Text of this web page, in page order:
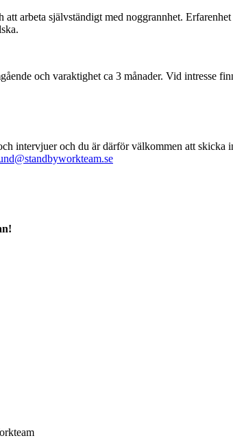
arbeta självständigt med noggrannhet.
och varaktighet ca 3 månader. Vid intresse
intervjuer och du är därför välkommen att